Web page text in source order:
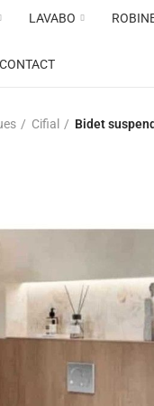
LAVABO
CONTACT
Cifial Bidet